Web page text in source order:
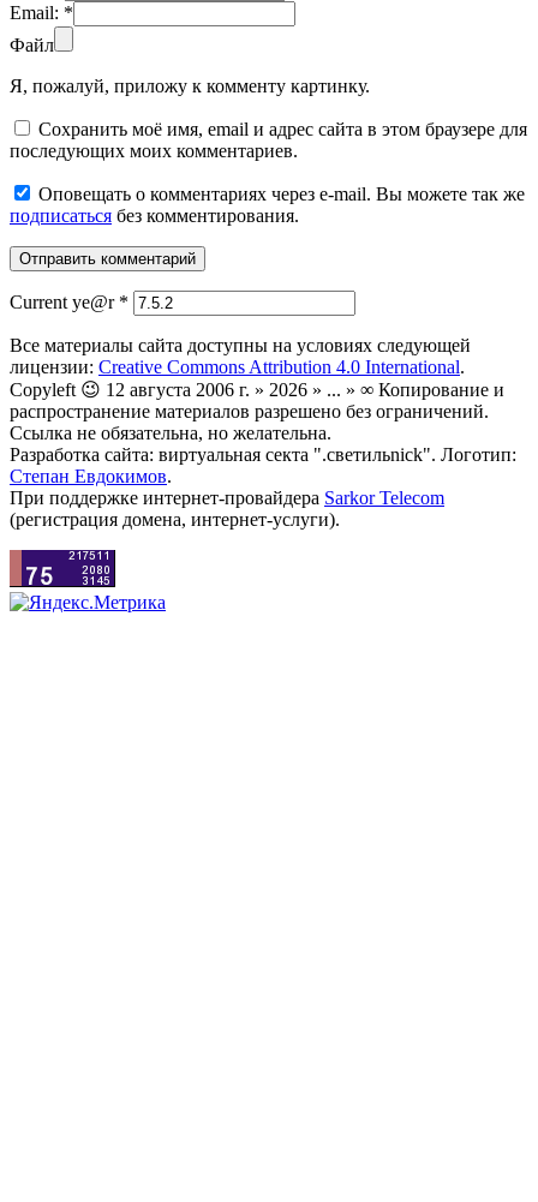
Email: *
Файл
Я, пожалуй, приложу к комменту картинку.
Сохранить моё имя, email и адрес сайта в этом браузере для
последующих моих комментариев.
Оповещать о комментариях через e-mail. Вы можете так же
подписаться без комментирования.
Current ye@r *
Все материалы сайта доступны на условиях следующей
лицензии: Creative Commons Attribution 4.0 International.
Copyleft 😉 12 августа 2006 г. » 2026 » ... » ∞ Копирование и
распространение материалов разрешено без ограничений.
Ссылка не обязательна, но желательна.
Разработка сайта: виртуальная секта ".светильnick". Логотип:
Степан Евдокимов.
При поддержке интернет-провайдера Sarkor Telecom
(регистрация домена, интернет-услуги).